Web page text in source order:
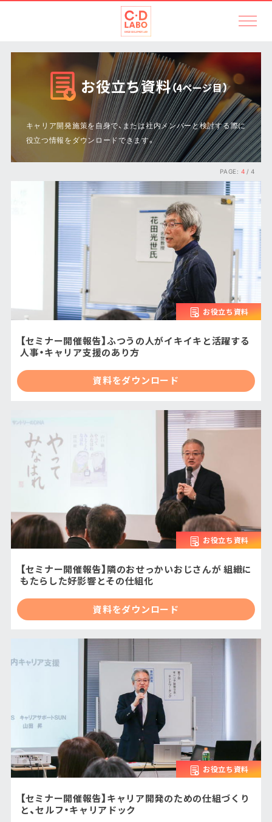
お役立ち資料（4ページ目）
キャリア開発施策を自身で、または社内メンバーと検討する際に
役立つ情報をダウンロードできます。
PAGE: 4 / 4
お役立ち資料
【セミナー開催報告】ふつうの人がイキイキと活躍する
人事・キャリア支援のあり方
資料をダウンロード
お役立ち資料
【セミナー開催報告】隣のおせっかいおじさんが 組織に
もたらした好影響とその仕組化
資料をダウンロード
お役立ち資料
【セミナー開催報告】キャリア開発のための仕組づくり
と、セルフ・キャリアドック